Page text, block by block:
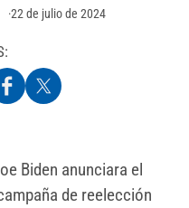
22 de julio de 2024
Biden anunciara el
de reelección